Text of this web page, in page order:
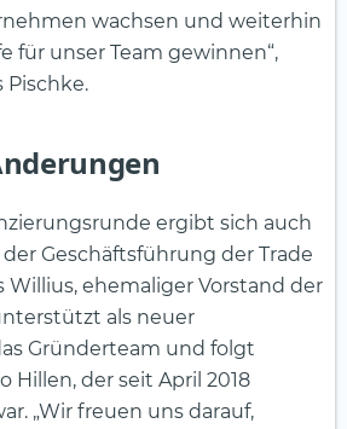
wachsen und weiterhin
für unser Team gewinnen“,
Pischke.
ergibt sich auch
Geschäftsführung der Trade
Willius, ehemaliger Vorstand der
als neuer
Gründerteam und folgt
Hillen, der seit April 2018
„Wir freuen uns darauf,